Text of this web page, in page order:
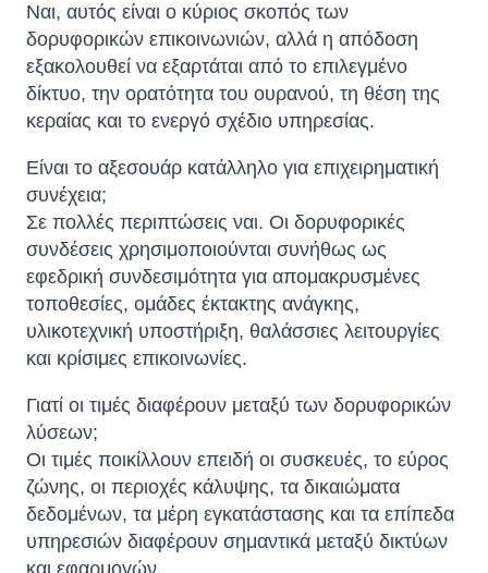
Ναι, αυτός είναι ο κύριος σκοπός των
δορυφορικών επικοινωνιών, αλλά η απόδοση
εξακολουθεί να εξαρτάται από το επιλεγμένο
δίκτυο, την ορατότητα του ουρανού, τη θέση της
κεραίας και το ενεργό σχέδιο υπηρεσίας.
Είναι το αξεσουάρ κατάλληλο για επιχειρηματική
συνέχεια;
Σε πολλές περιπτώσεις ναι. Οι δορυφορικές
συνδέσεις χρησιμοποιούνται συνήθως ως
εφεδρική συνδεσιμότητα για απομακρυσμένες
τοποθεσίες, ομάδες έκτακτης ανάγκης,
υλικοτεχνική υποστήριξη, θαλάσσιες λειτουργίες
και κρίσιμες επικοινωνίες.
Γιατί οι τιμές διαφέρουν μεταξύ των δορυφορικών
λύσεων;
Οι τιμές ποικίλλουν επειδή οι συσκευές, το εύρος
ζώνης, οι περιοχές κάλυψης, τα δικαιώματα
δεδομένων, τα μέρη εγκατάστασης και τα επίπεδα
υπηρεσιών διαφέρουν σημαντικά μεταξύ δικτύων